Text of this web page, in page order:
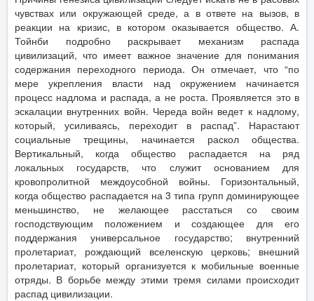
чувствах или окружающей среде, а в ответе на вызов, в
реакции на кризис, в котором оказывается общество. А.
Тойнби подробно раскрывает механизм распада
цивилизаций, что имеет важное значение для понимания
содержания переходного периода. Он отмечает, что “по
мере укрепления власти над окружением начинается
процесс надлома и распада, а не роста. Проявляется это в
эскалации внутренних войн. Череда войн ведет к надлому,
который, усиливаясь, переходит в распад”. Нарастают
социальные трещины, начинается раскол общества.
Вертикальный, когда общество распадается на ряд
локальных государств, что служит основанием для
кровопролитной междоусобной войны. Горизонтальный,
когда общество распадается на 3 типа групп доминирующее
меньшинство, не желающее расстаться со своим
господствующим положением и создающее для его
поддержания универсальное государство; внутренний
пролетариат, рождающий вселенскую церковь; внешний
пролетариат, который организуется к мобильные военные
отряды. В борьбе между этими тремя силами происходит
распад цивилизации.